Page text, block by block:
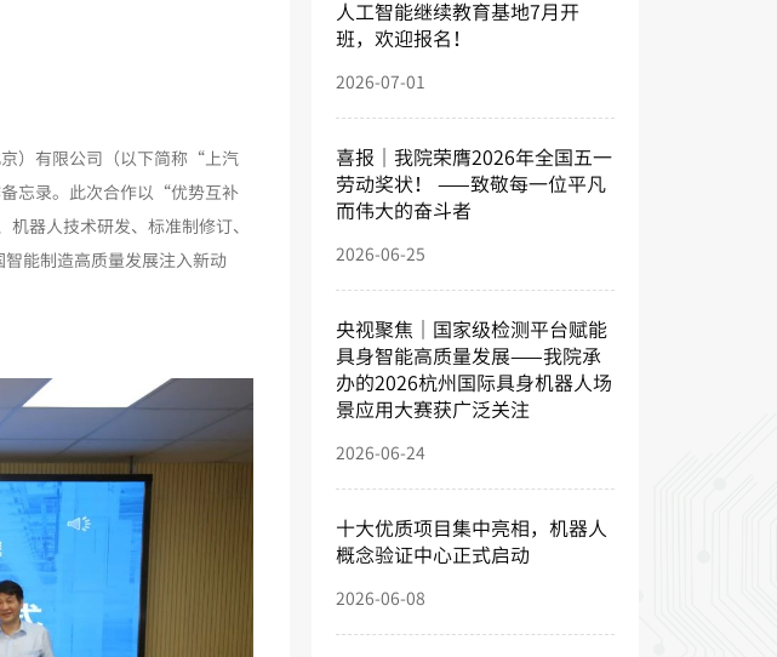
）有限公司（以下简称“上汽
忘录。此次合作以“优势互补
器人技术研发、标准制修订、
能制造高质量发展注入新动
人工智能继续教育基地7月开
班，欢迎报名！
2026-07-01
喜报｜我院荣膺2026年全国五一
劳动奖状！ ——致敬每一位平凡
而伟大的奋斗者
2026-06-25
央视聚焦｜国家级检测平台赋能
具身智能高质量发展——我院承
办的2026杭州国际具身机器人场
景应用大赛获广泛关注
2026-06-24
十大优质项目集中亮相，机器人
概念验证中心正式启动
2026-06-08